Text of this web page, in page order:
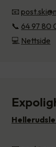
📧
📞 64 97 80
💻 Nettside